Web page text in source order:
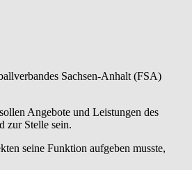
Sachsen-Anhalt (FSA)
Angebote und Leistungen des
zur Stelle sein.
seine Funktion aufgeben musste,